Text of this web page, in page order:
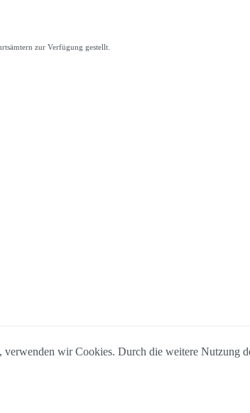
zur Verfügung gestellt.
wir Cookies. Durch die weitere Nutzung